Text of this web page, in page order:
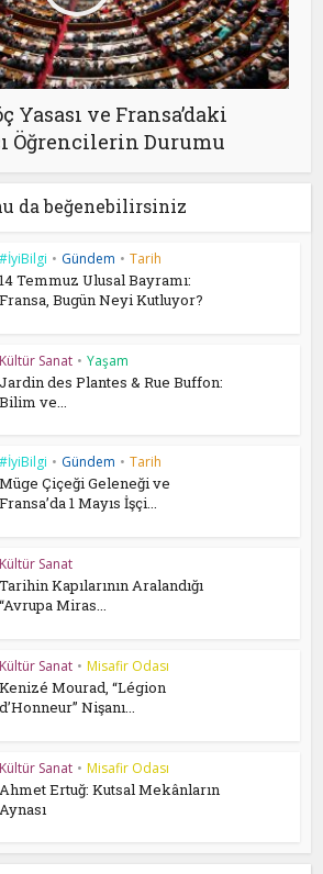
Yasası ve Fransa’daki
Öğrencilerin Durumu
da beğenebilirsiniz
#İyiBilgi • Gündem • Tarih
14 Temmuz Ulusal Bayramı:
Fransa, Bugün Neyi Kutluyor?
Kültür Sanat • Yaşam
Jardin des Plantes & Rue Buffon:
Bilim ve...
#İyiBilgi • Gündem • Tarih
Müge Çiçeği Geleneği ve
Fransa’da 1 Mayıs İşçi...
Kültür Sanat
Tarihin Kapılarının Aralandığı
“Avrupa Miras...
Kültür Sanat • Misafir Odası
Kenizé Mourad, “Légion
d’Honneur” Nişanı...
Kültür Sanat • Misafir Odası
Ahmet Ertuğ: Kutsal Mekânların
Aynası